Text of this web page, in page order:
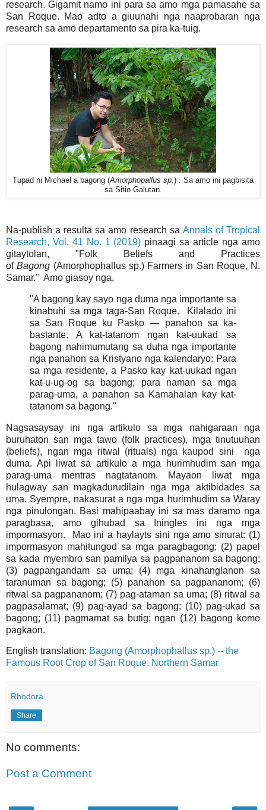
research. Gigamit namo ini para sa amo mga pamasahe sa
San Roque. Mao adto a giuunahi nga naaprobaran nga
research sa amo departamento sa pira ka-tuig.
Tupad ni Michael a bagong (Amorphopallus sp. ) . Sa amo ini pagbisita
sa Sitio Galutan.
Na-publish a resulta sa amo research sa Annals of Tropical
Research, Vol. 41 No. 1 (2019) pinaagi sa article nga amo
gitaytolan, "Folk Beliefs and Practices
ofBagong (Amorphophallus sp.) Farmers in San Roque, N.
Samar." Amo giasoy nga,
"A bagong kay sayo nga duma nga importante sa
kinabuhi sa mga taga-San Roque. Kilalado ini
sa San Roque ku Pasko — panahon sa ka-
bastante. A kat-tatanom ngan kat-uukad sa
bagong nahimumutang sa duha nga importante
nga panahon sa Kristyano nga kalendaryo: Para
sa mga residente, a Pasko kay kat-uukad ngan
kat-u-ug-og sa bagong; para naman sa mga
parag-uma, a panahon sa Kamahalan kay kat-
tatanom sa bagong."
Nagsasaysay ini nga artikulo sa mga nahigaraan nga
buruhaton san mga tawo (folk practices), mga tinutuuhan
(beliefs), ngan mga ritwal (rituals) nga kaupod sini nga
duma. Api liwat sa artikulo a mga hurimhudim san mga
parag-uma mentras nagtatanom. Mayaon liwat mga
hulagway san magkadurudilain nga mga aktibidades sa
uma. Syempre, nakasurat a nga mga hurimhudim sa Waray
nga pinulongan. Basi mahipaabay ini sa mas daramo nga
paragbasa, amo gihubad sa Iningles ini nga mga
impormasyon. Mao ini a haylayts sini nga amo sinurat: (1)
impormasyon mahitungod sa mga paragbagong; (2) papel
sa kada myembro san pamilya sa pagpananom sa bagong;
(3) pagpangandam sa uma; (4) mga kinahanglanon sa
taranuman sa bagong; (5) panahon sa pagpananom; (6)
ritwal sa pagpananom; (7) pag-ataman sa uma; (8) ritwal sa
pagpasalamat; (9) pag-ayad sa bagong; (10) pag-ukad sa
bagong; (11) pagmamat sa butig; ngan (12) bagong komo
pagkaon.
English translation: Bagong (Amorphophallus sp.) -- the
Famous Root Crop of San Roque, Northern Samar
Rhodora
Share
No comments:
Post a Comment